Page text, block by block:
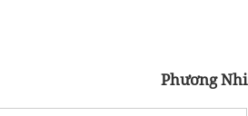
Phương Nhi